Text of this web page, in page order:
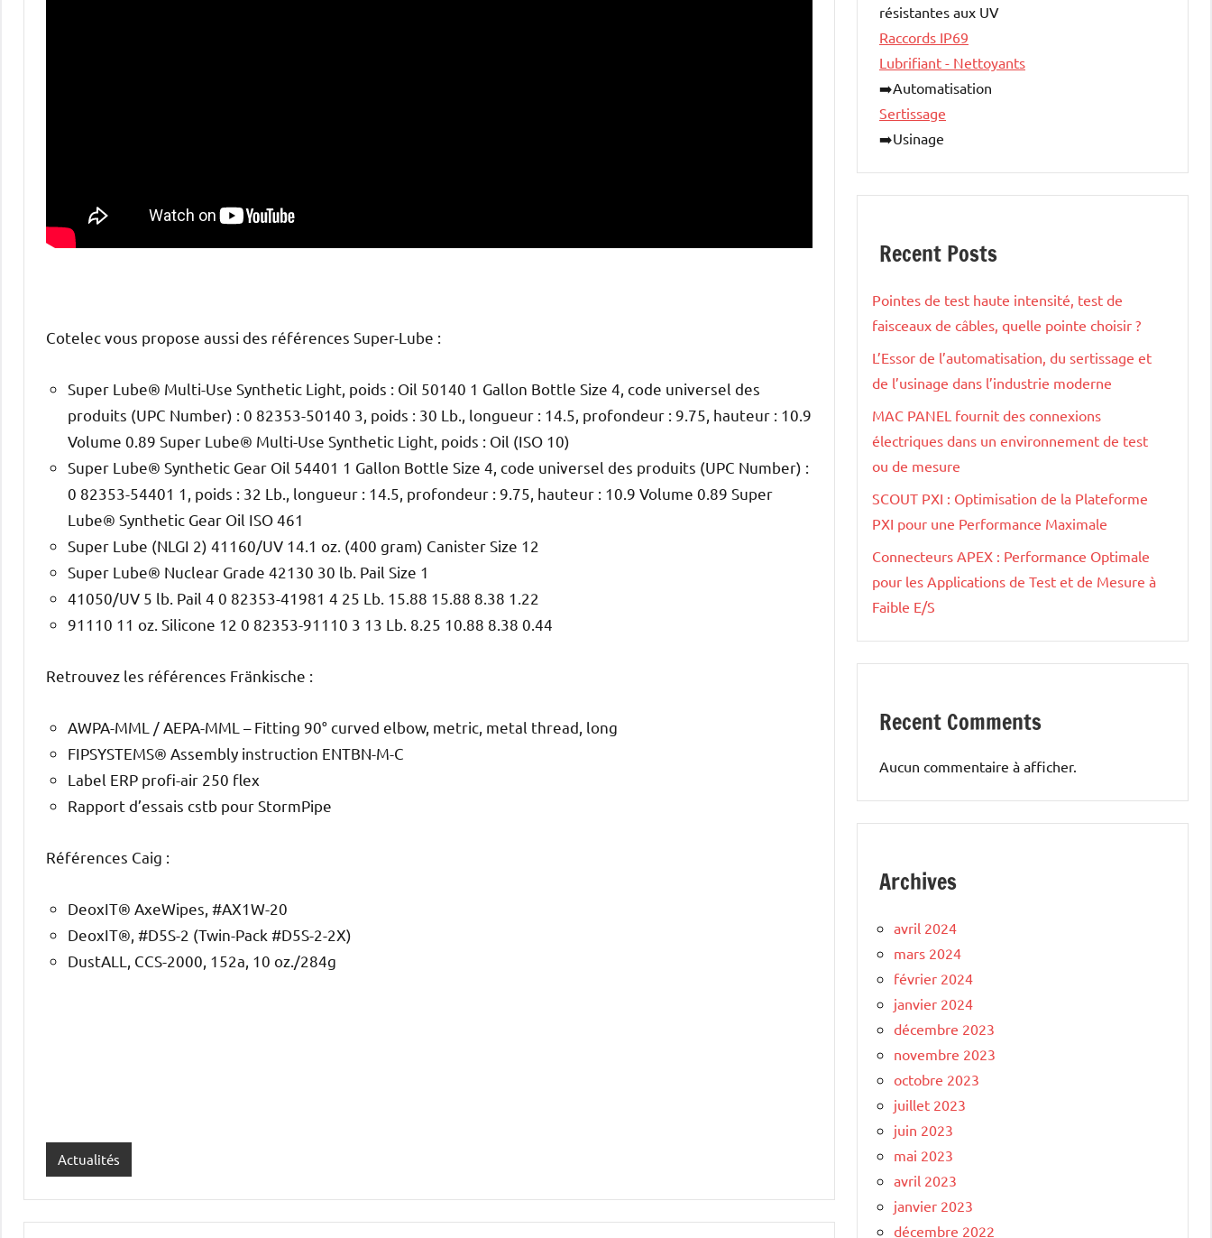
Cotelec vous propose aussi des références Super-Lube :
Super Lube® Multi-Use Synthetic Light, poids : Oil 50140 1 Gallon Bottle Size 4, code universel des
produits (UPC Number) : 0 82353-50140 3, poids : 30 Lb., longueur : 14.5, profondeur : 9.75, hauteur : 10.9
Volume 0.89 Super Lube® Multi-Use Synthetic Light, poids : Oil (ISO 10)
Super Lube® Synthetic Gear Oil 54401 1 Gallon Bottle Size 4, code universel des produits (UPC Number) :
0 82353-54401 1, poids : 32 Lb., longueur : 14.5, profondeur : 9.75, hauteur : 10.9 Volume 0.89 Super
Lube® Synthetic Gear Oil ISO 461
Super Lube (NLGI 2) 41160/UV 14.1 oz. (400 gram) Canister Size 12
Super Lube® Nuclear Grade 42130 30 lb. Pail Size 1
41050/UV 5 lb. Pail 4 0 82353-41981 4 25 Lb. 15.88 15.88 8.38 1.22
91110 11 oz. Silicone 12 0 82353-91110 3 13 Lb. 8.25 10.88 8.38 0.44
Retrouvez les références Fränkische :
AWPA-MML / AEPA-MML – Fitting 90° curved elbow, metric, metal thread, long
FIPSYSTEMS® Assembly instruction ENTBN-M-C
Label ERP profi-air 250 flex
Rapport d’essais cstb pour StormPipe
Références Caig :
DeoxIT® AxeWipes, #AX1W-20
DeoxIT®, #D5S-2 (Twin-Pack #D5S-2-2X)
DustALL, CCS-2000, 152a, 10 oz./284g
Actualités
résistantes aux UV
Raccords IP69
Lubrifiant - Nettoyants
➡️Automatisation
Sertissage
➡️Usinage
Recent Posts
Pointes de test haute intensité, test de
faisceaux de câbles, quelle pointe choisir ?
L’Essor de l’automatisation, du sertissage et
de l’usinage dans l’industrie moderne
MAC PANEL fournit des connexions
électriques dans un environnement de test
ou de mesure
SCOUT PXI : Optimisation de la Plateforme
PXI pour une Performance Maximale
Connecteurs APEX : Performance Optimale
pour les Applications de Test et de Mesure à
Faible E/S
Recent Comments
Aucun commentaire à afficher.
Archives
avril 2024
mars 2024
février 2024
janvier 2024
décembre 2023
novembre 2023
octobre 2023
juillet 2023
juin 2023
mai 2023
avril 2023
janvier 2023
décembre 2022